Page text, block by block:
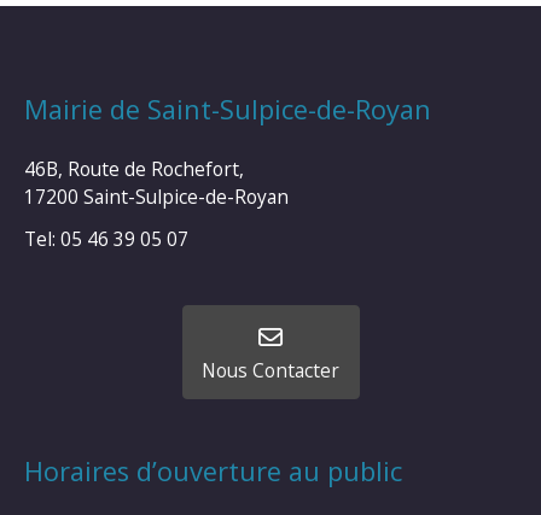
Mairie de Saint-Sulpice-de-Royan
46B, Route de Rochefort,
17200 Saint-Sulpice-de-Royan
Tel: 05 46 39 05 07
Nous Contacter
Horaires d’ouverture au public